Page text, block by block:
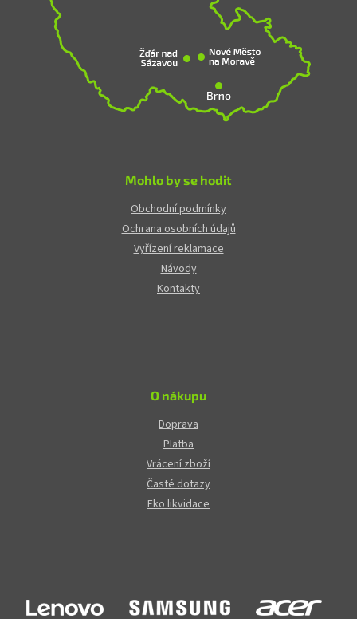
Mohlo by se hodit
Obchodní podmínky
Ochrana osobních údajů
Vyřízení reklamace
Návody
Kontakty
O nákupu
Doprava
Platba
Vrácení zboží
Časté dotazy
Eko likvidace